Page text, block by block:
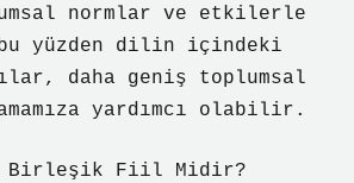
normlar ve etkilerle
yüzden dilin içindeki
daha geniş toplumsal
yardımcı olabilir.
Birleşik Fiil Midir?